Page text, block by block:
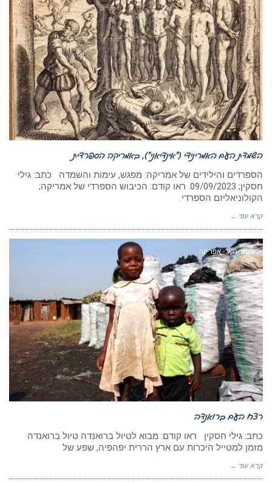
השמדת העם האמרינידי (“אינדיאני”), באמריקה הספרדית
הספרדים והילידים של אמריקה: מפגש, עימות והשמדה כתב: גילי
חסקין; ‏09/09/2023. ראו קודם: הכיבוש הספרדי של אמריקה;
הקולוניאליזם הספרדי.
קרא עוד ←
חומר רקע - אפריקה
רצח העם ברואנדה
כתב: גילי חסקין ראו קודם: מבוא לטיול ברואנדה טיול ברואנדה
מזמן למטייל היכרות עם ארץ הררית יפהפיה, שפע של
קרא עוד ←